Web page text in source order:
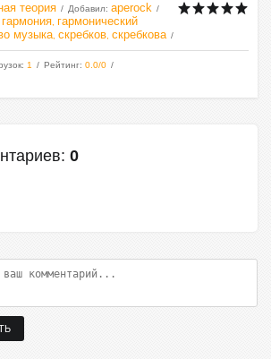
теория Добавил: aperock
гармония гармонический
музыка скребков скребкова
: 1 Рейтинг: 0.0/0
: 0